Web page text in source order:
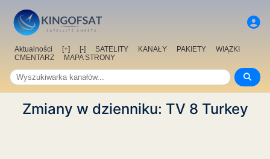
Aktualności [+] [-] SATELITY KANAŁY PAKIETY
WIĄZKI
CMENTARZ
MAPA STRONY
Zmiany w dzienniku: TV 8 Turkey